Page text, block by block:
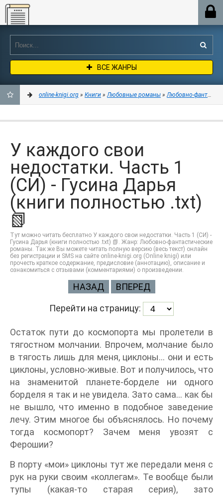
Online-knigi.org
ВСЕ ЖАНРЫ
ЗАКЛАДКИ
online-knigi.org » Книги »Любовные романы »Любовно-
У каждого свои
недостатки. Часть 1
(СИ) - Гусина Дарья
(книги полностью .txt)
📗
Тут можно читать бесплатно У каждого свои недостатки. Часть 1 (СИ) -
Гусина Дарья (книги полностью .txt) 📗. Жанр: Любовно-фантастические
романы. Так же Вы можете читать полную версию (весь текст) онлайн
без регистрации и SMS на сайте online-knigi.org (Online knigi) или
прочесть краткое содержание, предисловие (аннотацию), описание и
ознакомиться с отзывами (комментариями) о произведении.
НАЗАД ВПЕРЕД
Перейти на страницу:
Остаток пути до космопорта мы пролетели в
тягостном молчании. Впрочем, молчание было
в тягость лишь для меня, циклоны… они и есть
циклоны, условно-живые. Вот и получилось, что
на знаменитой планете-борделе ни одного
борделя я так и не увидела. Зато сама… как бы
не вышло, что именно в подобное заведение
лечу. Этим многое бы объяснялось. Но почему
тогда космопорт? Зачем меня увозят с
Ферошии?
В порту «мои» циклоны тут же передали меня с
рук на руки своим «коллегам». Те вообще были
тупы (какая-то старая серия), зато